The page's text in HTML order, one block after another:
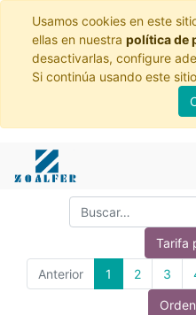
Usamos cookies en este
ellas en nuestra política de
desactivarlas, configure
Si continúa usando este
Tarifa
Anterior 1 2 3